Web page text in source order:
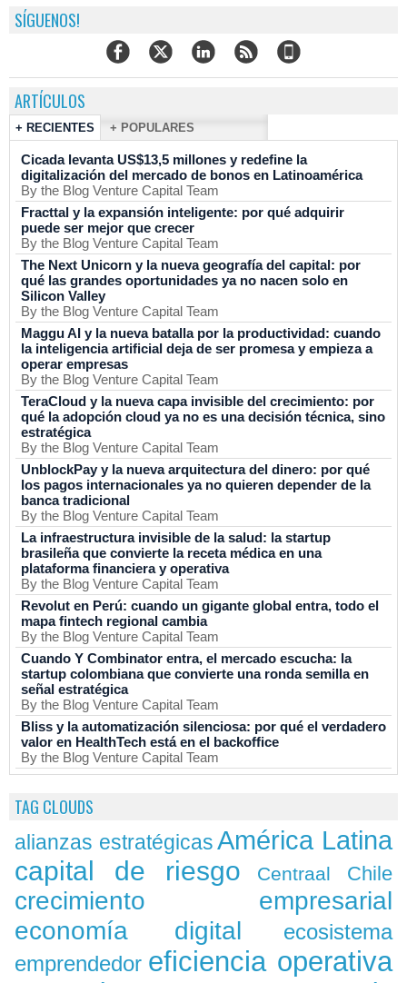
SÍGUENOS!
ARTÍCULOS
+ RECIENTES + POPULARES
Cicada levanta US$13,5 millones y redefine la
digitalización del mercado de bonos en Latinoamérica
By the Blog Venture Capital Team
Fracttal y la expansión inteligente: por qué adquirir
puede ser mejor que crecer
By the Blog Venture Capital Team
The Next Unicorn y la nueva geografía del capital: por
qué las grandes oportunidades ya no nacen solo en
Silicon Valley
By the Blog Venture Capital Team
Maggu AI y la nueva batalla por la productividad: cuando
la inteligencia artificial deja de ser promesa y empieza a
operar empresas
By the Blog Venture Capital Team
TeraCloud y la nueva capa invisible del crecimiento: por
qué la adopción cloud ya no es una decisión técnica, sino
estratégica
By the Blog Venture Capital Team
UnblockPay y la nueva arquitectura del dinero: por qué
los pagos internacionales ya no quieren depender de la
banca tradicional
By the Blog Venture Capital Team
La infraestructura invisible de la salud: la startup
brasileña que convierte la receta médica en una
plataforma financiera y operativa
By the Blog Venture Capital Team
Revolut en Perú: cuando un gigante global entra, todo el
mapa fintech regional cambia
By the Blog Venture Capital Team
Cuando Y Combinator entra, el mercado escucha: la
startup colombiana que convierte una ronda semilla en
señal estratégica
By the Blog Venture Capital Team
Bliss y la automatización silenciosa: por qué el verdadero
valor en HealthTech está en el backoffice
By the Blog Venture Capital Team
TAG CLOUDS
alianzas estratégicas América Latina
capital de riesgo Centraal Chile
crecimiento empresarial
economía digital
ecosistema
emprendedor eficiencia operativa